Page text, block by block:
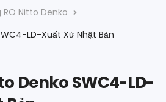
RO Nitto Denko
LD-Xuất Xứ Nhật Bản
Denko SWC4-LD-